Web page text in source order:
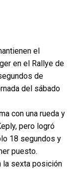
el
en el Rallye de
de
del sábado
con una rueda y
pero logró
18 segundos y
puesto.
la sexta posición